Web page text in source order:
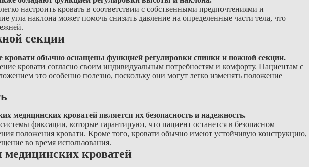
настроить кровать в соответствии с собственными предпочтениями и
угла наклона может помочь снизить давление на определенные части тела, что
секции
кровати обычно оснащены функцией регулировки спинки и ножной секции.
кровати согласно своим индивидуальным потребностям и комфорту. Пациентам с
это особенно полезно, поскольку они могут легко изменять положение
медицинских кроватей является их безопасность и надежность.
фиксации, которые гарантируют, что пациент останется в безопасном
положения кровати. Кроме того, кровати обычно имеют устойчивую конструкцию,
во время использования.
кроватей